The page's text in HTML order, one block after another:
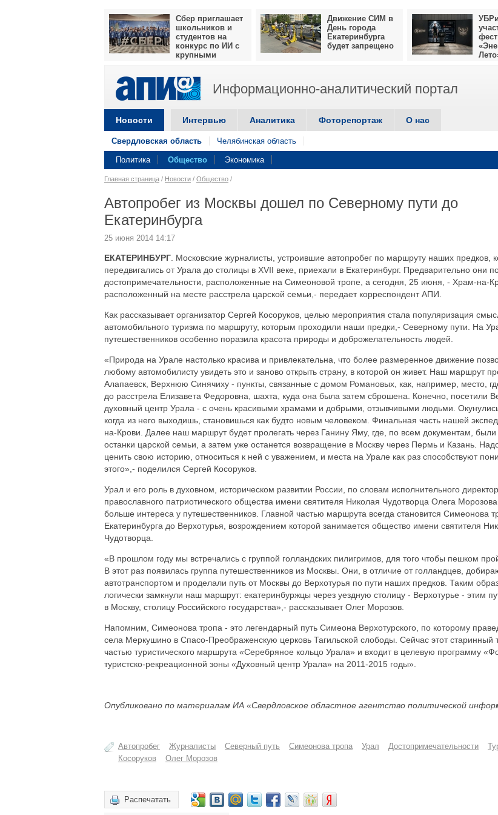
Сбер приглашает
школьников и
студентов на
конкурс по ИИ с
крупными
Движение СИМ в
День города
Екатеринбурга
будет запрещено
Информационно-аналитический портал
Новости Интервью Аналитика Фоторепортаж О нас
Свердловская область Челябинская область
Политика Общество Экономика
Главная страница / Новости / Общество /
Автопробег из Москвы дошел по Северному пути до
Екатеринбурга
25 июня 2014 14:17
ЕКАТЕРИНБУРГ . Московские журналисты, устроившие автопробег по маршруту наших предков,
передвигались от Урала до столицы в XVII веке, приехали в Екатеринбург. Предварительно они
достопримечательности, расположенные на Симеоновой тропе, а сегодня, 25 июня, - Храм-на-
расположенный на месте расстрела царской семьи,- передает корреспондент АПИ.
Как рассказывает организатор Сергей Косоруков, целью мероприятия стала популяризация
автомобильного туризма по маршруту, которым проходили наши предки,- Северному пути. На
путешественников особенно поразила красота природы и доброжелательность людей.
«Природа на Урале настолько красива и привлекательна, что более размеренное движение
любому автомобилисту увидеть это и заново открыть страну, в которой он живет. Наш маршрут
Алапаевск, Верхнюю Синячиху - пункты, связанные с домом Романовых, как, например, место,
до расстрела Елизавета Федоровна, шахта, куда она была затем сброшена. Конечно, посетили
духовный центр Урала - с очень красивыми храмами и добрыми, отзывчивыми людьми.
когда из него выходишь, становишься как будто новым человеком. Финальная часть нашей
на-Крови. Далее наш маршрут будет пролегать через Ганину Яму, где, по всем документам,
останки царской семьи, а затем уже останется возвращение в Москву через Пермь и Казань.
ценить свою историю, относиться к ней с уважением, и места на Урале как раз способствуют
этого»,- поделился Сергей Косоруков.
Урал и его роль в духовном, историческом развитии России, по словам исполнительного
православного патриотического общества имени святителя Николая Чудотворца Олега
больше интереса у путешественников. Главной частью маршрута всегда становится Симеонова
Екатеринбурга до Верхотурья, возрождением которой занимается общество имени святителя
Чудотворца.
«В прошлом году мы встречались с группой голландских пилигримов, для того чтобы пешком
В этот раз появилась группа путешественников из Москвы. Они, в отличие от голландцев,
автотранспортом и проделали путь от Москвы до Верхотурья по пути наших предков. Таким
логически замкнули наш маршрут: екатеринбуржцы через уездную столицу - Верхотурье - этим
в Москву, столицу Российского государства»,- рассказывает Олег Морозов.
Напомним, Симеонова тропа - это легендарный путь Симеона Верхотурского, по которому
села Меркушино в Спасо-Преображенскую церковь Тагильской слободы. Сейчас этот старинный
частью туристического маршрута «Серебряное кольцо Урала» и входит в целевую программу
туристско-рекреационной зоны «Духовный центр Урала» на 2011-2015 годы».
Опубликовано по материалам ИА «Свердловское областное агентство политической
Автопробег Журналисты Северный путь Симеонова тропа Урал Достопримечательности
Косоруков
Олег Морозов
Распечатать